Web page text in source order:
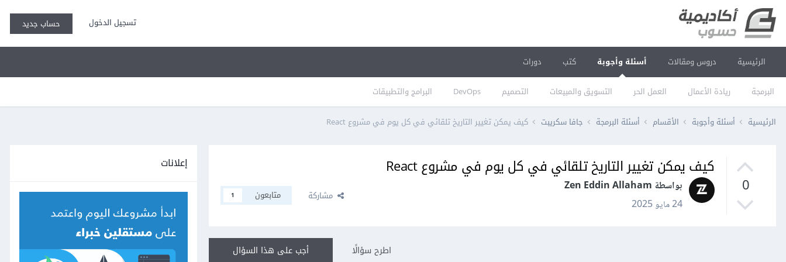
تسجيل الدخول حساب جديد
الرئيسية دروس ومقالات أسئلة وأجوبة
البرمجة ريادة الأعمال العمل الحر التسويق والمبيعات التصميم DevOps البرامج والتطبيقات
كتب دورات
الرئيسية أسئلة وأجوبة الأقسام أسئلة البرمجة جافا سكريبت كيف يمكن تغيير التاريخ تلقائي في كل يوم في مشروع React
0
كيف يمكن تغيير التاريخ تلقائي في كل يوم في مشروع React
بواسطة Zen Eddin Allaham
24 مايو 2025
مشاركة متابعون 1
أجب على هذا السؤال اطرح سؤالًا
إعلانات